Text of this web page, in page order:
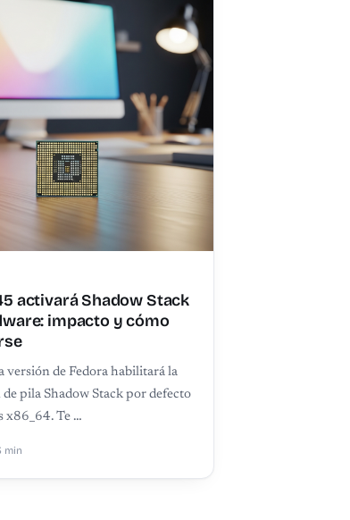
activará Shadow Stack
impacto y cómo
versión de Fedora habilitará la
pila Shadow Stack por defecto
x86_64. Te …
min